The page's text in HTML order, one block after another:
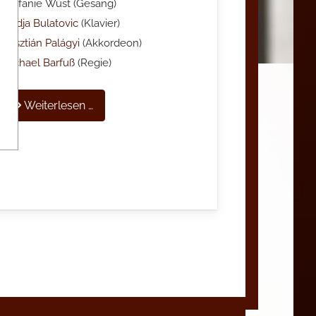
Stefanie Wüst (Gesang)
Nadja Bulatovic (Klavier)
Krisztián Palágyi (Akkordeon)
Michael Barfuß (Regie)
Weiterlesen …